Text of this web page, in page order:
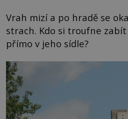
Vrah mizí a po hradě se
strach. Kdo si troufne
přímo v jeho sídle?